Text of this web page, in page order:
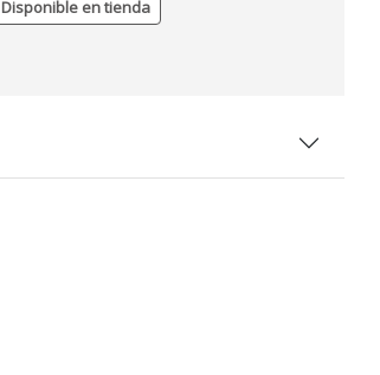
Disponible en tienda